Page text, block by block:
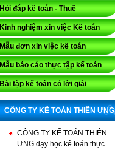
Hỏi đáp kế toán - Thuế
Kinh nghiệm xin việc Kế toán
Mẫu đơn xin việc kế toán
Mẫu báo cáo thực tập kế toán
Bài tập kế toán có lời giải
CÔNG TY KẾ TOÁN THIÊN ƯNG
CÔNG TY KẾ TOÁN THIÊN
ƯNG dạy học kế toán thực